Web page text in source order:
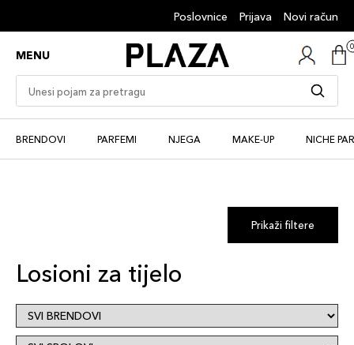
Poslovnice Prijava Novi račun
MENU
BRENDOVI PARFEMI NJEGA MAKE-UP NICHE
Prikaži filtere
Losioni za tijelo